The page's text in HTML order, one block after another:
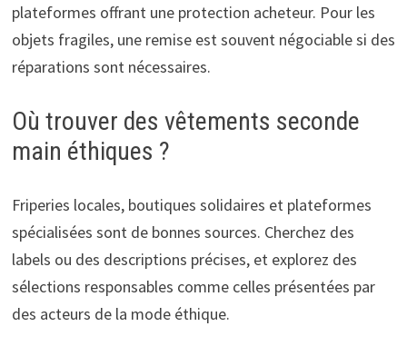
plateformes offrant une protection acheteur. Pour les
objets fragiles, une remise est souvent négociable si des
réparations sont nécessaires.
Où trouver des vêtements seconde
main éthiques ?
Friperies locales, boutiques solidaires et plateformes
spécialisées sont de bonnes sources. Cherchez des
labels ou des descriptions précises, et explorez des
sélections responsables comme celles présentées par
des acteurs de la mode éthique.